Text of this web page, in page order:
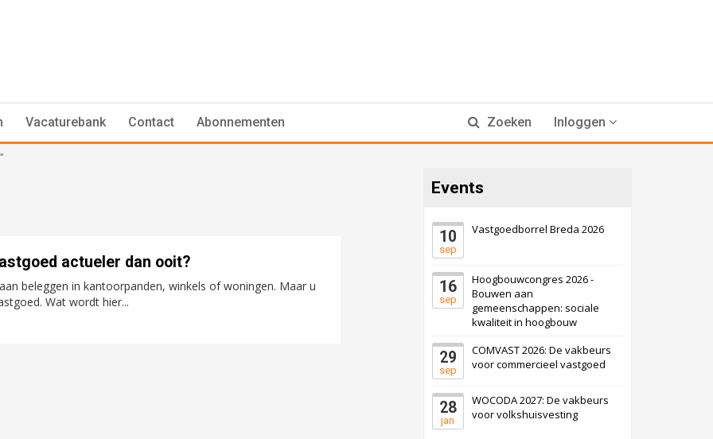
Vacaturebank Contact Abonnementen Zoeken Inloggen
actueler dan ooit?
beleggen in kantoorpanden, winkels of woningen. Maar u
Wat wordt hier...
Events
10
sep
Vastgoedborrel Breda 2026
16
sep
Hoogbouwcongres 2026 -
Bouwen aan
gemeenschappen: sociale
kwaliteit in hoogbouw
29
sep
COMVAST 2026: De vakbeurs
voor commercieel vastgoed
28
jan
WOCODA 2027: De vakbeurs
voor volkshuisvesting